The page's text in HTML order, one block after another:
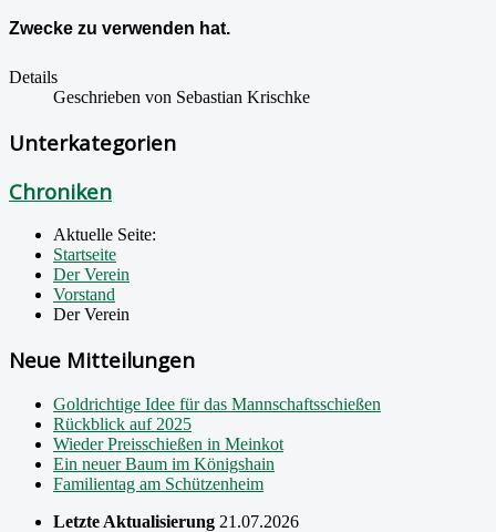
Zwecke zu verwenden hat.
Details
Geschrieben von Sebastian Krischke
Unterkategorien
Chroniken
Aktuelle Seite:
Startseite
Der Verein
Vorstand
Der Verein
Neue Mitteilungen
Goldrichtige Idee für das Mannschaftsschießen
Rückblick auf 2025
Wieder Preisschießen in Meinkot
Ein neuer Baum im Königshain
Familientag am Schützenheim
Letzte Aktualisierung 21.07.2026